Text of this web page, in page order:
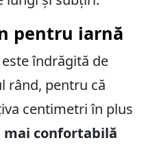
pentru iarnă
îndrăgită de
rând, pentru că
centimetri în plus
confortabilă